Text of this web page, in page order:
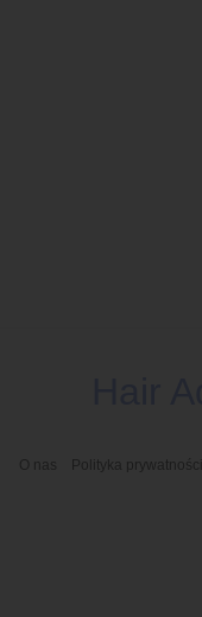
O nas Polityka prywatności